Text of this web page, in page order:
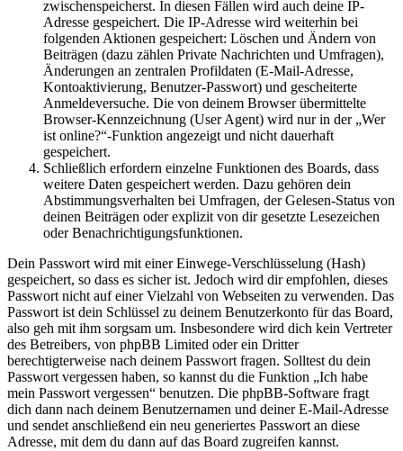
zwischenspeicherst. In diesen Fällen wird auch deine IP-
Adresse gespeichert. Die IP-Adresse wird weiterhin bei
folgenden Aktionen gespeichert: Löschen und Ändern von
Beiträgen (dazu zählen Private Nachrichten und Umfragen),
Änderungen an zentralen Profildaten (E-Mail-Adresse,
Kontoaktivierung, Benutzer-Passwort) und gescheiterte
Anmeldeversuche. Die von deinem Browser übermittelte
Browser-Kennzeichnung (User Agent) wird nur in der „Wer
ist online?“-Funktion angezeigt und nicht dauerhaft
gespeichert.
Schließlich erfordern einzelne Funktionen des Boards, dass
weitere Daten gespeichert werden. Dazu gehören dein
Abstimmungsverhalten bei Umfragen, der Gelesen-Status von
deinen Beiträgen oder explizit von dir gesetzte Lesezeichen
oder Benachrichtigungsfunktionen.
Dein Passwort wird mit einer Einwege-Verschlüsselung (Hash)
gespeichert, so dass es sicher ist. Jedoch wird dir empfohlen, dieses
Passwort nicht auf einer Vielzahl von Webseiten zu verwenden. Das
Passwort ist dein Schlüssel zu deinem Benutzerkonto für das Board,
also geh mit ihm sorgsam um. Insbesondere wird dich kein Vertreter
des Betreibers, von phpBB Limited oder ein Dritter
berechtigterweise nach deinem Passwort fragen. Solltest du dein
Passwort vergessen haben, so kannst du die Funktion „Ich habe
mein Passwort vergessen“ benutzen. Die phpBB-Software fragt
dich dann nach deinem Benutzernamen und deiner E-Mail-Adresse
und sendet anschließend ein neu generiertes Passwort an diese
Adresse, mit dem du dann auf das Board zugreifen kannst.